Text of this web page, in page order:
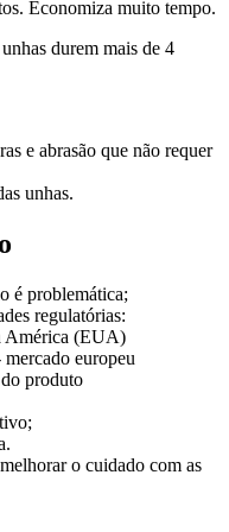
Economiza muito tempo.
durem mais de 4
e abrasão que não requer
unhas.
é problemática;
regulatórias:
América (EUA)
europeu
produto
o cuidado com as